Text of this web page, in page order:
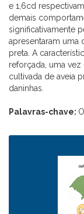
e 1,6cd
demais
significativamente
apresentaram uma
preta. A
reforçada, uma
cultivada de aveia
daninhas.
Palavras-chave: